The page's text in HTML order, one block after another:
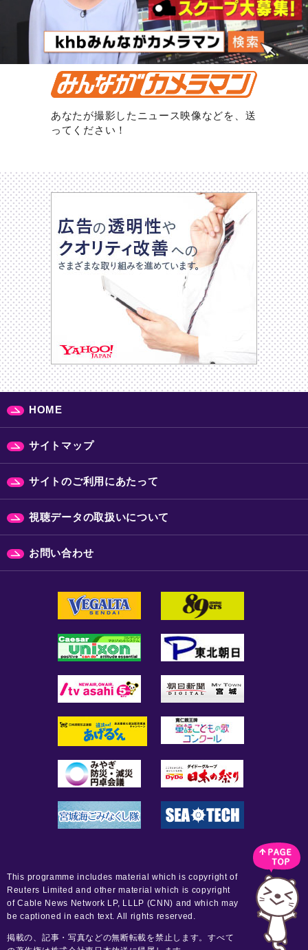
あなたが撮影したニュース映像などを、送
ってください！
HOME
サイトマップ
サイトのご利用にあたって
視聴データの取扱いについて
お問い合わせ
This programme includes material which is copyright of
Reuters Limited and other material which is copyright
of Cable News Network LP, LLLP (CNN) and which may
be captioned in each text. All rights reserved.
掲載の、記事・写真などの無断転載を禁止します。すべて